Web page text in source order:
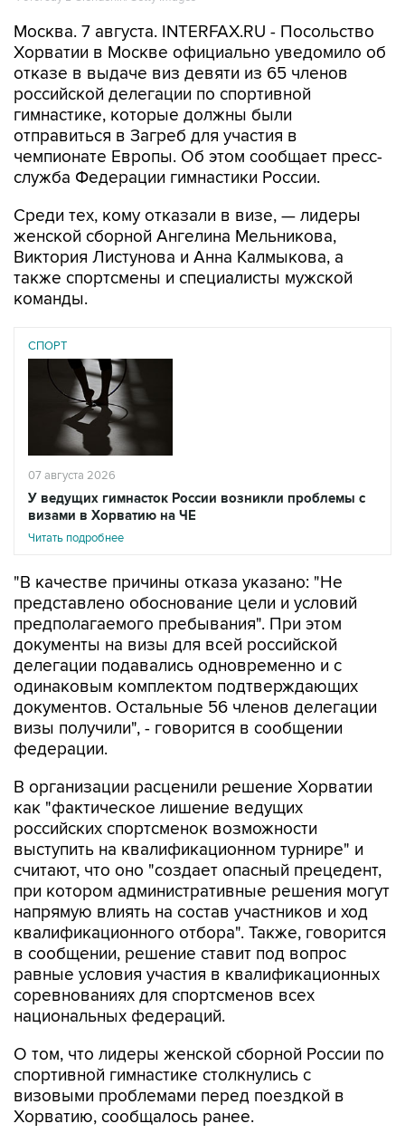
Москва. 7 августа. INTERFAX.RU - Посольство
Хорватии в Москве официально уведомило об
отказе в выдаче виз девяти из 65 членов
российской делегации по спортивной
гимнастике, которые должны были
отправиться в Загреб для участия в
чемпионате Европы. Об этом сообщает пресс-
служба Федерации гимнастики России.
Среди тех, кому отказали в визе, — лидеры
женской сборной Ангелина Мельникова,
Виктория Листунова и Анна Калмыкова, а
также спортсмены и специалисты мужской
команды.
СПОРТ
07 августа 2026
У ведущих гимнасток России возникли проблемы с
визами в Хорватию на ЧЕ
Читать подробнее
"В качестве причины отказа указано: "Не
представлено обоснование цели и условий
предполагаемого пребывания". При этом
документы на визы для всей российской
делегации подавались одновременно и с
одинаковым комплектом подтверждающих
документов. Остальные 56 членов делегации
визы получили", - говорится в сообщении
федерации.
В организации расценили решение Хорватии
как "фактическое лишение ведущих
российских спортсменок возможности
выступить на квалификационном турнире" и
считают, что оно "создает опасный прецедент,
при котором административные решения могут
напрямую влиять на состав участников и ход
квалификационного отбора". Также, говорится
в сообщении, решение ставит под вопрос
равные условия участия в квалификационных
соревнованиях для спортсменов всех
национальных федераций.
О том, что лидеры женской сборной России по
спортивной гимнастике столкнулись с
визовыми проблемами перед поездкой в
Хорватию, сообщалось ранее.